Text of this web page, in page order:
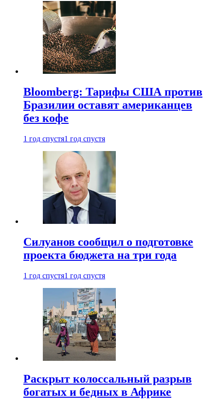
Bloomberg: Тарифы США против
Бразилии оставят американцев
без кофе
1 год спустя1 год спустя
Силуанов сообщил о подготовке
проекта бюджета на три года
1 год спустя1 год спустя
Раскрыт колоссальный разрыв
богатых и бедных в Африке